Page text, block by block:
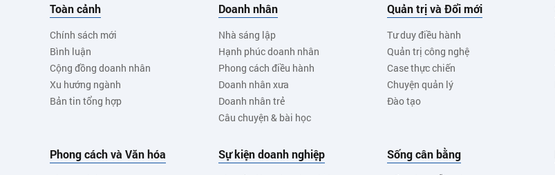
Toàn cảnh
Chính sách mới
Bình luận
Cộng đồng doanh nhân
Xu hướng ngành
Bản tin tổng hợp
Doanh nhân
Nhà sáng lập
Hạnh phúc doanh nhân
Phong cách điều hành
Doanh nhân xưa
Doanh nhân trẻ
Câu chuyện & bài học
Quản trị và Đổi mới
Tư duy điều hành
Quản trị công nghệ
Case thực chiến
Chuyện quản lý
Đào tạo
Phong cách và Văn hóa Sự kiện doanh nghiệp Sống cân bằng